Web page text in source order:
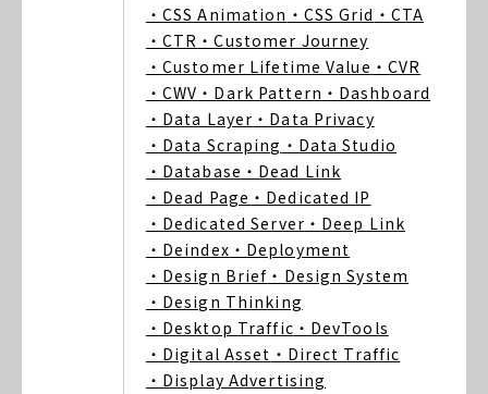
・CSS Animation ・CSS Grid ・CTA
・CTR ・Customer Journey
・Customer Lifetime Value ・CVR
・CWV ・Dark Pattern ・Dashboard
・Data Layer ・Data Privacy
・Data Scraping ・Data Studio
・Database ・Dead Link
・Dead Page ・Dedicated IP
・Dedicated Server ・Deep Link
・Deindex ・Deployment
・Design Brief ・Design System
・Design Thinking
・Desktop Traffic ・DevTools
・Digital Asset ・Direct Traffic
・Display Advertising